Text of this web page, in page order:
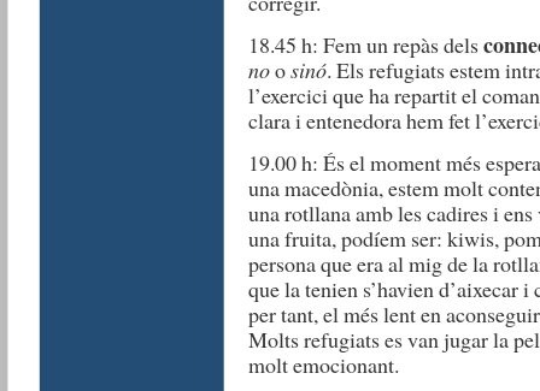
18.45 h: Fem un repàs dels
noosinó. Els refugiats estem
l’exercici que ha repartit el
clara i entenedora hem fet
19.00 h: És el moment més
una macedònia, estem molt
una rotllana amb les cadires i
una fruita, podíem ser: kiwis,
persona que era al mig de la
que la tenien s’havien d’aixecar
per tant, el més lent en
Molts refugiats es van jugar la
molt emocionant.